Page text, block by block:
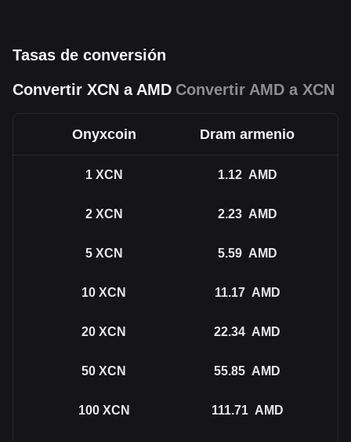
Tasas de conversión
Convertir XCN a AMD Convertir AMD a XCN
Onyxcoin Dram armenio
1 XCN 1.12 AMD
2 XCN 2.23 AMD
5 XCN 5.59 AMD
10 XCN 11.17 AMD
20 XCN 22.34 AMD
50 XCN 55.85 AMD
100 XCN 111.71 AMD